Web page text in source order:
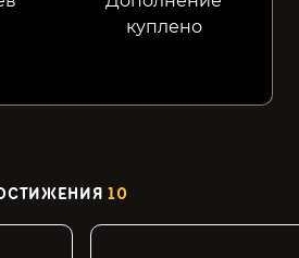
куплено
10